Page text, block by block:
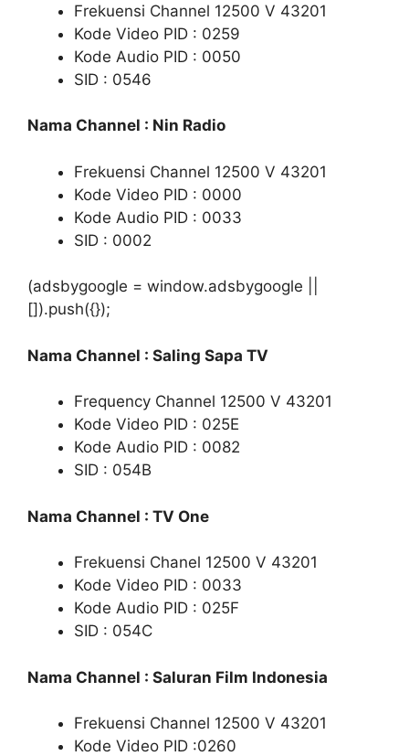
Frekuensi Channel 12500 V 43201
Kode Video PID : 0259
Kode Audio PID : 0050
SID : 0546
Nama Channel : Nin Radio
Frekuensi Channel 12500 V 43201
Kode Video PID : 0000
Kode Audio PID : 0033
SID : 0002
(adsbygoogle = window.adsbygoogle ||
[]).push({});
Nama Channel : Saling Sapa TV
Frequency Channel 12500 V 43201
Kode Video PID : 025E
Kode Audio PID : 0082
SID : 054B
Nama Channel : TV One
Frekuensi Chanel 12500 V 43201
Kode Video PID : 0033
Kode Audio PID : 025F
SID : 054C
Nama Channel : Saluran Film Indonesia
Frekuensi Channel 12500 V 43201
Kode Video PID :0260